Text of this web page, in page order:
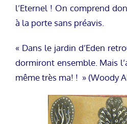
l’Eternel ! On comprend
à la porte sans préavis.
« Dans le jardin d’Eden
dormiront ensemble. Mais
même très ma! ! » (Woody